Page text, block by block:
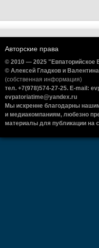
Авторские права
© 2010 — 2025 "Евпаторийское
© Алексей Гладков и
(собственная информация)
тел. +7(978)574-27-25. E-mail:
evpatoriatime@yandex.ru
Мы искренне благодарны
и медиакомпаниям, любезно
материалы для публикации на